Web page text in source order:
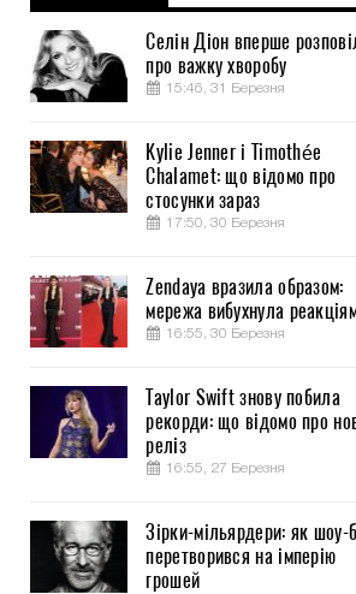
Селін Діон вперше
про важку хворобу
15:46, 31 Березня
Kylie Jenner і Timothée
Chalamet: що відомо про
стосунки зараз
17:50, 30 Березня
Zendaya вразила образом:
мережа вибухнула
16:55, 30 Березня
Taylor Swift знову побила
рекорди: що відомо про
реліз
16:55, 27 Березня
Зірки-мільярдери: як шоу-
перетворився на імперію
грошей